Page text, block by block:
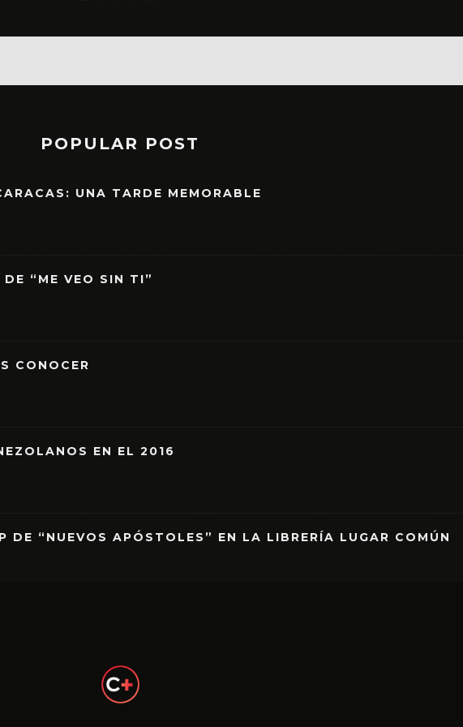
POPULAR POST
UNA TARDE MEMORABLE
“ME VEO SIN TI”
CONOCER
EN EL 2016
DE “NUEVOS APÓSTOLES” EN LA LIBRERÍA LUGAR COMÚN